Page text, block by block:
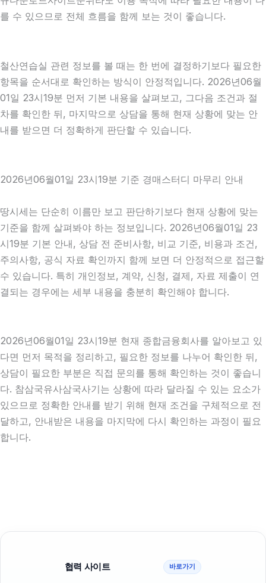
를 수 있으므로 전체 흐름을 함께 보는 것이 좋습니다.
철산연습실 관련 정보를 볼 때는 한 번에 결정하기보다 필요한
항목을 순서대로 확인하는 방식이 안정적입니다. 2026년06월
01일 23시19분 먼저 기본 내용을 살펴보고, 그다음 조건과 절
차를 확인한 뒤, 마지막으로 상담을 통해 현재 상황에 맞는 안
내를 받으면 더 정확하게 판단할 수 있습니다.
2026년06월01일 23시19분 기준 경매스터디 마무리 안내
땅시세는 단순히 이름만 보고 판단하기보다 현재 상황에 맞는
기준을 함께 살펴봐야 하는 정보입니다. 2026년06월01일 23
시19분 기본 안내, 상담 전 준비사항, 비교 기준, 비용과 조건,
주의사항, 공식 자료 확인까지 함께 보면 더 안정적으로 접근할
수 있습니다. 특히 개인정보, 계약, 신청, 결제, 자료 제출이 연
결되는 경우에는 세부 내용을 충분히 확인해야 합니다.
2026년06월01일 23시19분 현재 종합금융회사를 알아보고 있
다면 먼저 목적을 정리하고, 필요한 정보를 나누어 확인한 뒤,
상담이 필요한 부분은 직접 문의를 통해 확인하는 것이 좋습니
다. 참삼국유사삼국사기는 상황에 따라 달라질 수 있는 요소가
있으므로 정확한 안내를 받기 위해 현재 조건을 구체적으로 전
달하고, 안내받은 내용을 마지막에 다시 확인하는 과정이 필요
합니다.
협력 사이트 바로가기